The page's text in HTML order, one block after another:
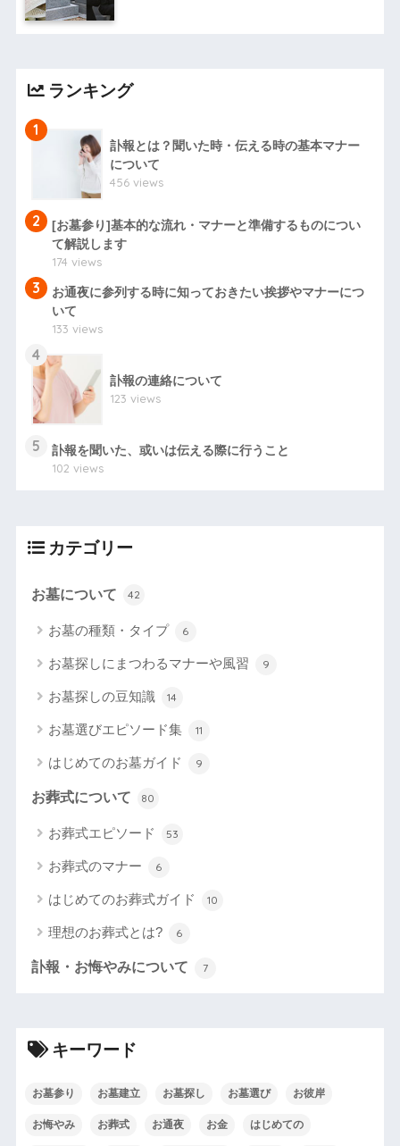
ランキング
1
訃報とは？聞いた時・伝える時の基本マナー
について
456 views
2
[お墓参り]基本的な流れ・マナーと準備するものについ
て解説します
174 views
3
お通夜に参列する時に知っておきたい挨拶やマナーにつ
いて
133 views
4
訃報の連絡について
123 views
5
訃報を聞いた、或いは伝える際に行うこと
102 views
カテゴリー
お墓について 42
お墓の種類・タイプ 6
お墓探しにまつわるマナーや風習 9
お墓探しの豆知識 14
お墓選びエピソード集 11
はじめてのお墓ガイド 9
お葬式について 80
お葬式エピソード 53
お葬式のマナー 6
はじめてのお葬式ガイド 10
理想のお葬式とは? 6
訃報・お悔やみについて 7
キーワード
お墓参り お墓建立 お墓探し お墓選び お彼岸
お悔やみ お葬式 お通夜 お金 はじめての